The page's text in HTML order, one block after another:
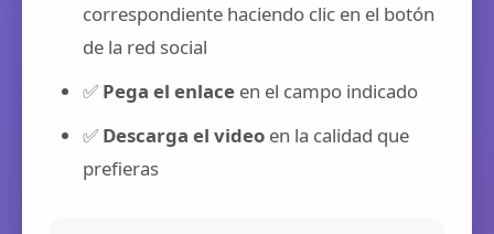
correspondiente haciendo clic en el botón
de la red social
✅ Pega el enlace en el campo indicado
✅ Descarga el video en la calidad que
prefieras